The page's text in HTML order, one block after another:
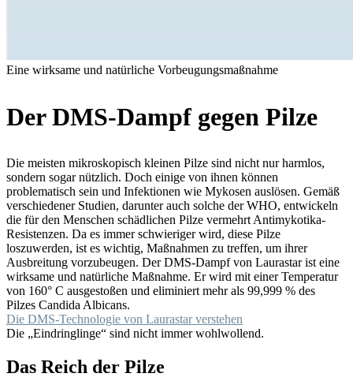
Eine wirksame und natürliche Vorbeugungsmaßnahme
Der DMS-Dampf gegen Pilze
Die meisten mikroskopisch kleinen Pilze sind nicht nur harmlos,
sondern sogar nützlich. Doch einige von ihnen können
problematisch sein und Infektionen wie Mykosen auslösen. Gemäß
verschiedener Studien, darunter auch solche der WHO, entwickeln
die für den Menschen schädlichen Pilze vermehrt Antimykotika-
Resistenzen. Da es immer schwieriger wird, diese Pilze
loszuwerden, ist es wichtig, Maßnahmen zu treffen, um ihrer
Ausbreitung vorzubeugen. Der DMS-Dampf von Laurastar ist eine
wirksame und natürliche Maßnahme. Er wird mit einer Temperatur
von 160° C ausgestoßen und eliminiert mehr als 99,999 % des
Pilzes Candida Albicans.
Die DMS-Technologie von Laurastar verstehen
Die „Eindringlinge“ sind nicht immer wohlwollend.
Das Reich der Pilze